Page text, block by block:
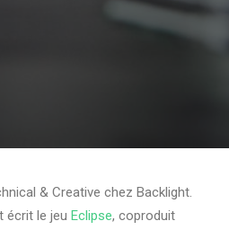
& Creative chez Backlight.
écrit le jeu Eclipse, coproduit